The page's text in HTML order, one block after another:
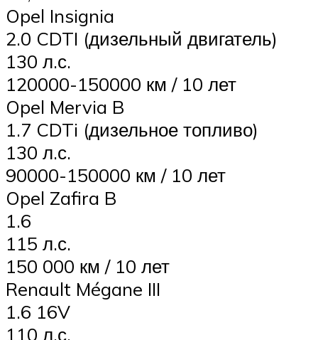
Opel Insignia
2.0 CDTI (дизельный двигатель)
130 л.с.
120000-150000 км / 10 лет
Opel Mervia B
1.7 CDTi (дизельное топливо)
130 л.с.
90000-150000 км / 10 лет
Opel Zafira B
1.6
115 л.с.
150 000 км / 10 лет
Renault Mégane III
1.6 16V
110 л.с.